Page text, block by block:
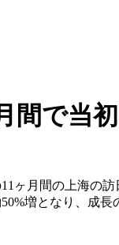
間で当
ヶ月間の上海
増となり、成長